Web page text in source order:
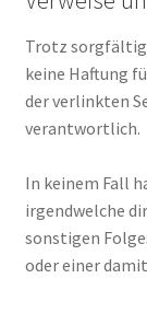
Trotz
keine Haftung
der verlinkten
verantwortlich.
In keinem Fall
irgendwelche
sonstigen
oder einer